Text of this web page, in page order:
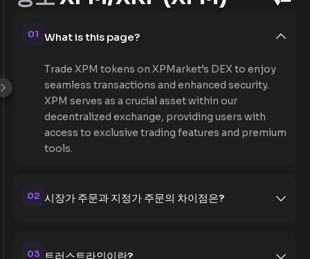
01 What is this page?
Trade XPM tokens on XPMarket’s DEX to enjoy
seamless transactions and enhanced security.
XPM serves as a crucial asset within our
decentralized exchange, providing users with
access to exclusive trading features and premium
tools.
02 시장가 주문과 지정가 주문의 차이점은?
03 트러스트라인이란?